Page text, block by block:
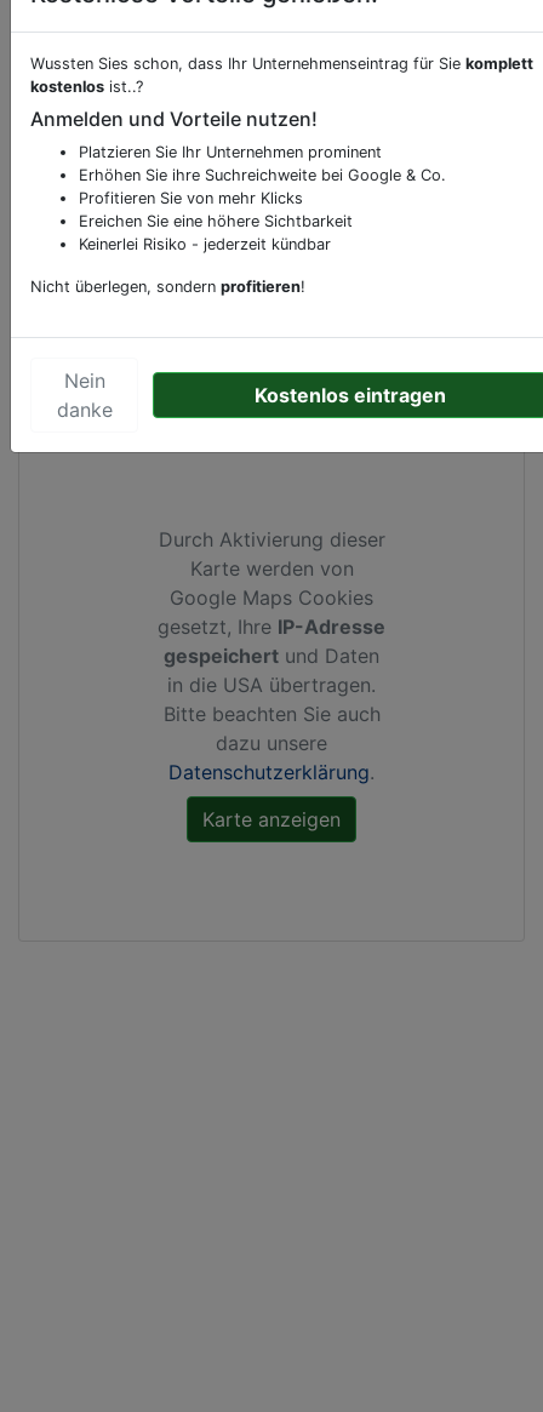
Beschreibung & Services von Tankstelle
Sie möchten eine Beschreibung, Dienstleistung
Klicken Sie bittehierum uns zu kontaktieren.
Gerne erweitern wir Ihren Firmeneintrag um
Sonderangebote odere besondere Services, die
Ihr Unternehmen anbietet und womit Sie sich von
Ihren Wettbewerbern abheben.
Kartenansicht Molenstraat 87inHelden
Durch Aktivierung dieser
Karte werden von
Google Maps Cookies
gesetzt, Ihre IP-Adresse
gespeichert und Daten
in die USA übertragen.
Bitte beachten Sie auch
dazu unsere
Datenschutzerklärung.
Wussten Sies schon, dass Ihr Unternehmenseintrag für Sie komplett
kostenlos ist..?
Anmelden und Vorteile nutzen!
Platzieren Sie Ihr Unternehmen prominent
Erhöhen Sie ihre Suchreichweite bei Google & Co.
Profitieren Sie von mehr Klicks
Ereichen Sie eine höhere Sichtbarkeit
Keinerlei Risiko - jederzeit kündbar
Nicht überlegen, sondern profitieren!
Nein
danke
Kostenlos eintragen